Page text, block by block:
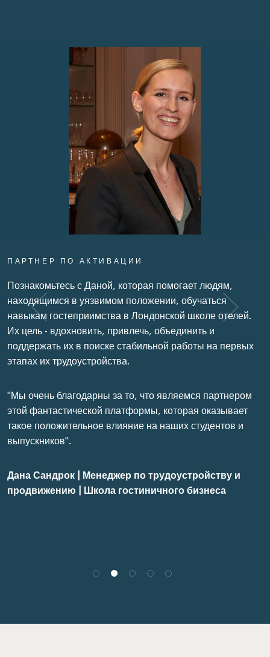
ПАРТНЕР ПО АКТИВАЦИИ
Познакомьтесь с Даной, которая помогает людям,
находящимся в уязвимом положении, обучаться
навыкам гостеприимства в Лондонской школе отелей.
Их цель - вдохновить, привлечь, объединить и
поддержать их в поиске стабильной работы на первых
этапах их трудоустройства.
"Мы очень благодарны за то, что являемся партнером
этой фантастической платформы, которая оказывает
такое положительное влияние на наших студентов и
выпускников".
Дана Сандрок | Менеджер по трудоустройству и
продвижению | Школа гостиничного бизнеса